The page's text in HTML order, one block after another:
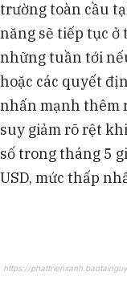
trường toàn cầu
năng sẽ tiếp tục ở
những tuần tới
hoặc các quyết
nhấn mạnh thêm
suy giảm rõ rệt
số trong tháng 5
USD, mức thấp
https://